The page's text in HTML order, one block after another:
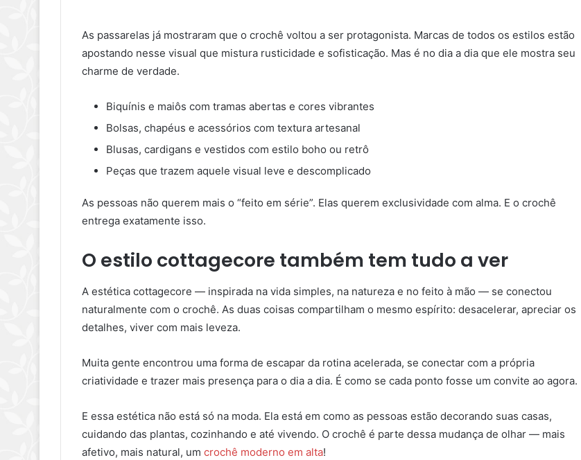
As passarelas já mostraram que o crochê voltou a ser protagonista. Marcas de todos os estilos estão
apostando nesse visual que mistura rusticidade e sofisticação. Mas é no dia a dia que ele mostra seu
charme de verdade.
Biquínis e maiôs com tramas abertas e cores vibrantes
Bolsas, chapéus e acessórios com textura artesanal
Blusas, cardigans e vestidos com estilo boho ou retrô
Peças que trazem aquele visual leve e descomplicado
As pessoas não querem mais o “feito em série”. Elas querem exclusividade com alma. E o crochê
entrega exatamente isso.
O estilo cottagecore também tem tudo a ver
A estética cottagecore — inspirada na vida simples, na natureza e no feito à mão — se conectou
naturalmente com o crochê. As duas coisas compartilham o mesmo espírito: desacelerar, apreciar os
detalhes, viver com mais leveza.
Muita gente encontrou uma forma de escapar da rotina acelerada, se conectar com a própria
criatividade e trazer mais presença para o dia a dia. É como se cada ponto fosse um convite ao agora.
E essa estética não está só na moda. Ela está em como as pessoas estão decorando suas casas,
cuidando das plantas, cozinhando e até vivendo. O crochê é parte dessa mudança de olhar — mais
afetivo, mais natural, um crochê moderno em alta!